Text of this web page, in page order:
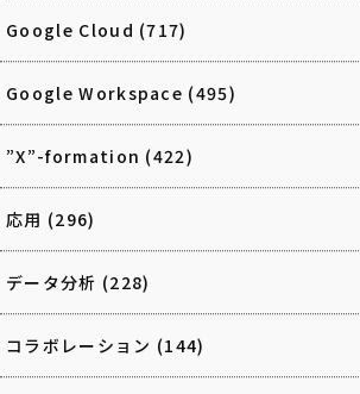
Google Cloud (717)
Google Workspace (495)
”X”-formation (422)
応用 (296)
データ分析 (228)
コラボレーション (144)